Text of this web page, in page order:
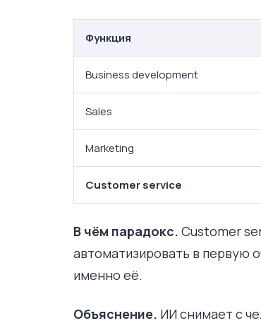
Функция
Business development
Sales
Marketing
Customer service
В чём парадокс. Customer
автоматизировать в первую
именно её.
Объяснение. ИИ снимает с